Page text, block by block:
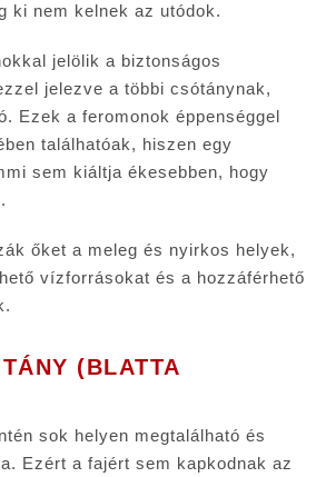
ki nem kelnek az utódok.
jelölik a biztonságos
jelezve a többi csótánynak,
Ezek a feromonok éppenséggel
találhatóak, hiszen egy
sem kiáltja ékesebben, hogy
őket a meleg és nyirkos helyek,
vízforrásokat és a hozzáférhető
(BLATTA
sok helyen megtalálható és
Ezért a fajért sem kapkodnak az